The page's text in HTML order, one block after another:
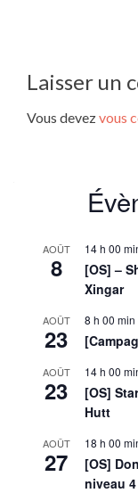
Laisser un
Vous devezvous
AOÛT
8
14 h 00
[OS] –
Xingar
AOÛT
23
8 h 00 min
AOÛT
23
14 h 00
[OS]
Hutt
AOÛT
27
18 h 00
[OS]
niveau 4